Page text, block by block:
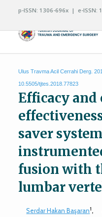
p-ISSN: 1306-696x | e-ISSN:
Ulus Travma Acil Cerrahi Derg.
10.5505/tjtes.2018.77823
Efficacy and
saver
fusion with
lumbar
Serdar Hakan Başaran1,